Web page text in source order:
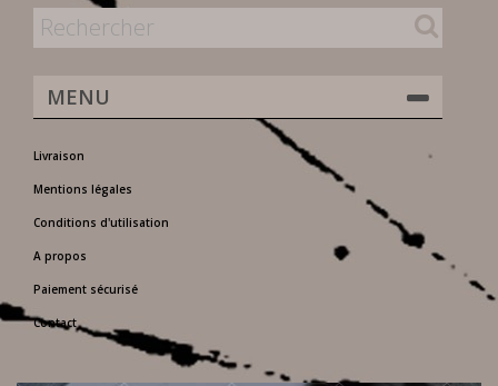
MENU
Livraison
Mentions légales
Conditions d'utilisation
A propos
Paiement sécurisé
Contact